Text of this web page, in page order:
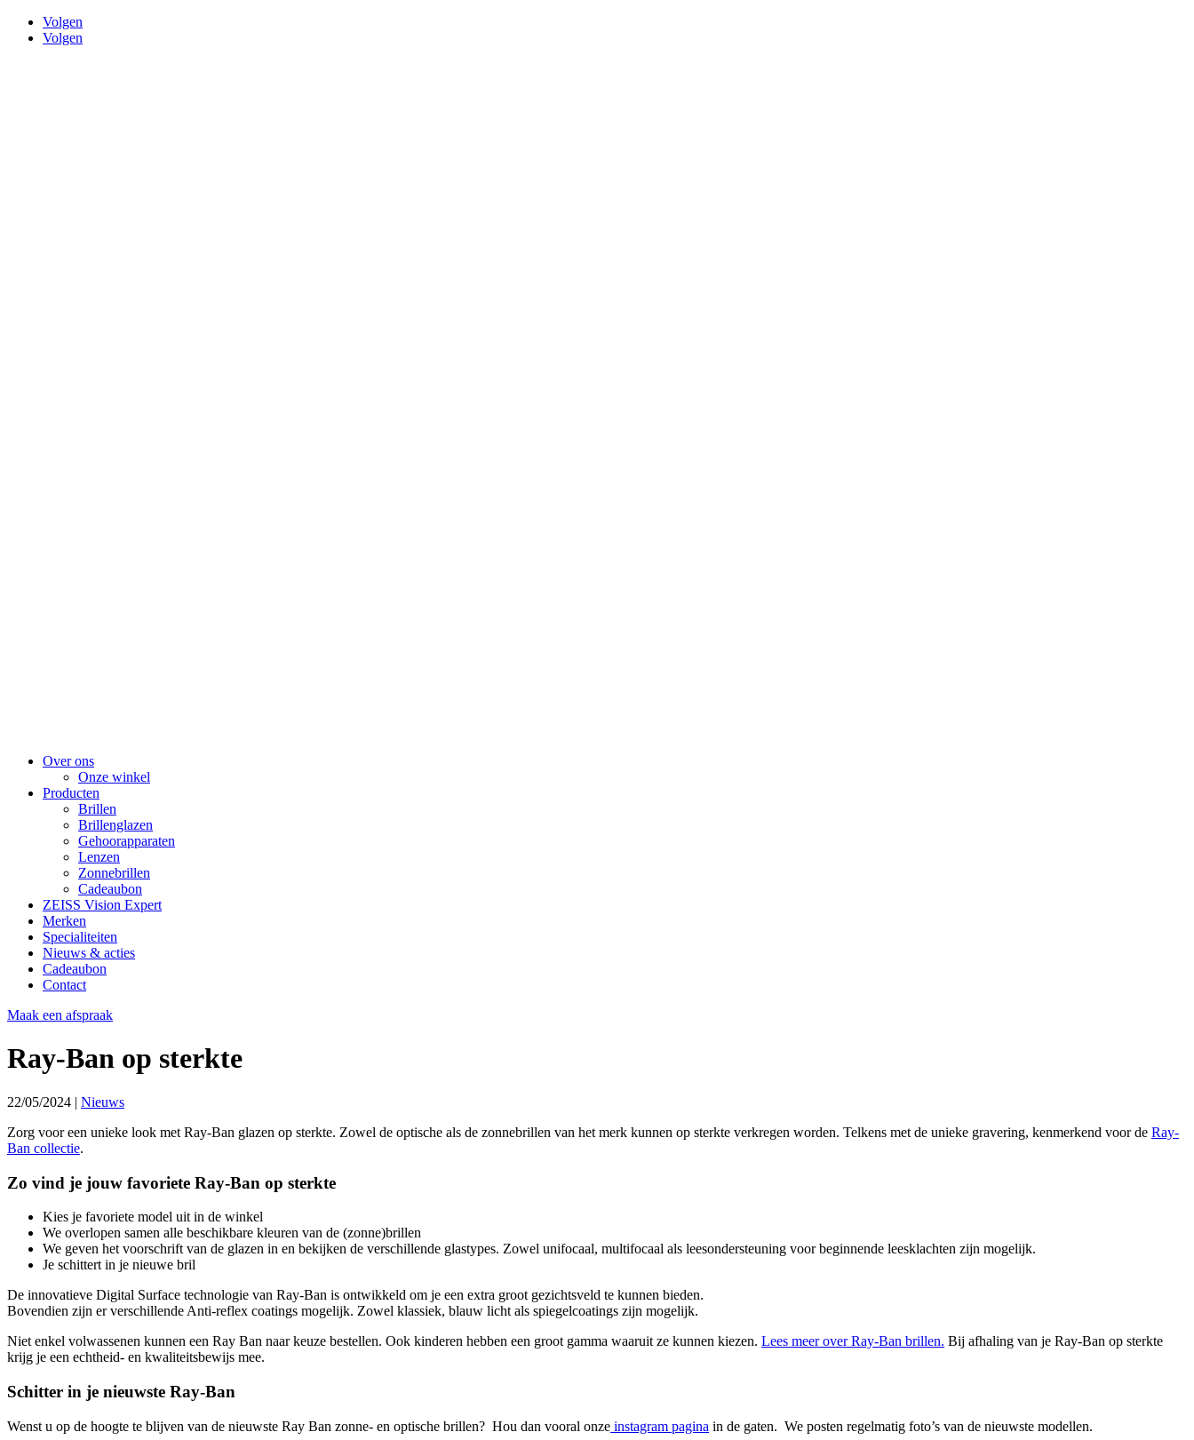
Volgen
Volgen
Over ons
Onze winkel
Producten
Brillen
Brillenglazen
Gehoorapparaten
Lenzen
Zonnebrillen
Cadeaubon
ZEISS Vision Expert
Merken
Specialiteiten
Nieuws & acties
Cadeaubon
Contact
Maak een afspraak
Ray-Ban op sterkte
22/05/2024 | Nieuws
Zorg voor een unieke look met Ray-Ban glazen op sterkte. Zowel de optische als de zonnebrillen van het merk kunnen op sterkte verkregen worden. Telkens met de unieke gravering, kenmerkend voor de Ray-
Ban collectie.
Zo vind je jouw favoriete Ray-Ban op sterkte
Kies je favoriete model uit in de winkel
We overlopen samen alle beschikbare kleuren van de (zonne)brillen
We geven het voorschrift van de glazen in en bekijken de verschillende glastypes. Zowel unifocaal, multifocaal als leesondersteuning voor beginnende leesklachten zijn mogelijk.
Je schittert in je nieuwe bril
De innovatieve Digital Surface technologie van Ray-Ban is ontwikkeld om je een extra groot gezichtsveld te kunnen bieden.
Bovendien zijn er verschillende Anti-reflex coatings mogelijk. Zowel klassiek, blauw licht als spiegelcoatings zijn mogelijk.
Niet enkel volwassenen kunnen een Ray Ban naar keuze bestellen. Ook kinderen hebben een groot gamma waaruit ze kunnen kiezen. Lees meer over Ray-Ban brillen. Bij afhaling van je Ray-Ban op sterkte
krijg je een echtheid- en kwaliteitsbewijs mee.
Schitter in je nieuwste Ray-Ban
Wenst u op de hoogte te blijven van de nieuwste Ray Ban zonne- en optische brillen? Hou dan vooral onze instagram pagina in de gaten. We posten regelmatig foto’s van de nieuwste modellen.